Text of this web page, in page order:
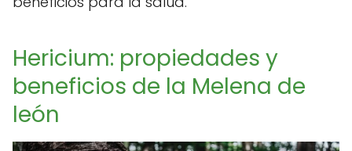
Hericium: propiedades y
beneficios de la Melena de
león